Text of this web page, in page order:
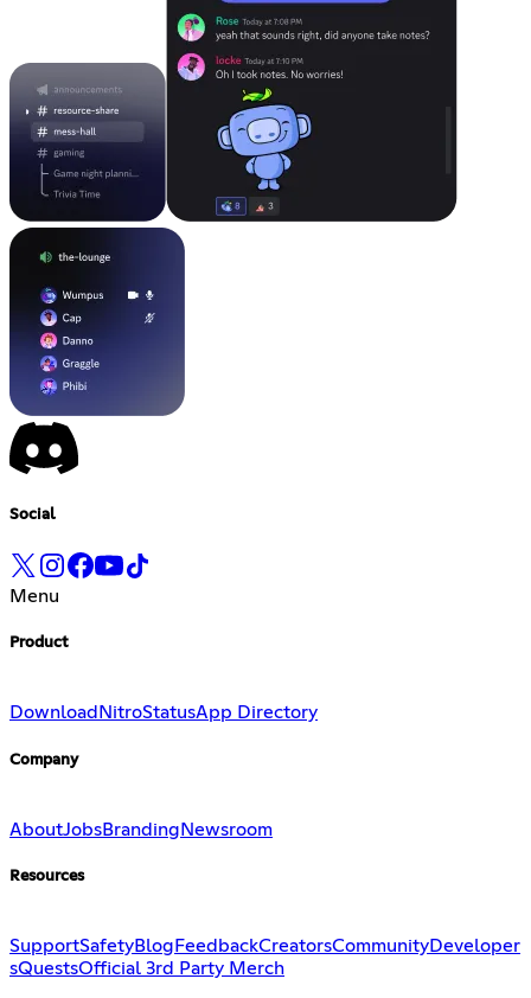
Social
Menu
Product
Download NitroStatusApp Directory
Company
AboutJobsBranding Newsroom
Resources
SupportSafetyBlog FeedbackCreatorsCommunityDeveloper
sQuestsOfficial 3rd Party Merch